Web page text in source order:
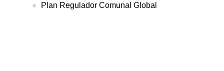
Plan Regulador Comunal Global